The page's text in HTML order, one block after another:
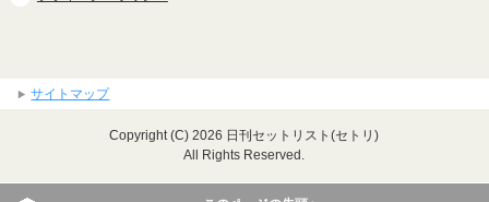
サイトマップ
Copyright (C) 2026 日刊セットリスト(セトリ)
All Rights Reserved.